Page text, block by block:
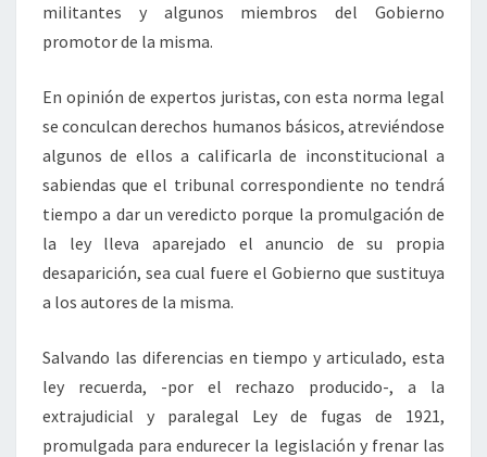
militantes y algunos miembros del Gobierno
promotor de la misma.
En opinión de expertos juristas, con esta norma legal
se conculcan derechos humanos básicos, atreviéndose
algunos de ellos a calificarla de inconstitucional a
sabiendas que el tribunal correspondiente no tendrá
tiempo a dar un veredicto porque la promulgación de
la ley lleva aparejado el anuncio de su propia
desaparición, sea cual fuere el Gobierno que sustituya
a los autores de la misma.
Salvando las diferencias en tiempo y articulado, esta
ley recuerda, -por el rechazo producido-, a la
extrajudicial y paralegal Ley de fugas de 1921,
promulgada para endurecer la legislación y frenar las